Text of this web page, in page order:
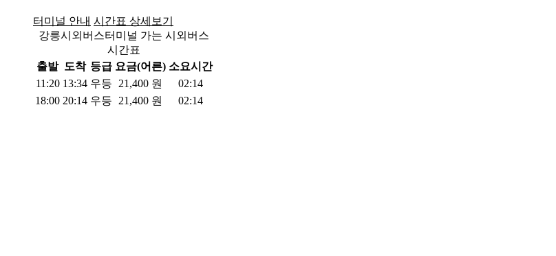
터미널 안내 시간표 상세보기
강릉시외버스터미널 가는 시외버스
시간표
출발 도착 등급 요금(어른) 소요시간
11:20 13:34 우등 21,400 원
02:14
18:00 20:14 우등 21,400 원 02:14